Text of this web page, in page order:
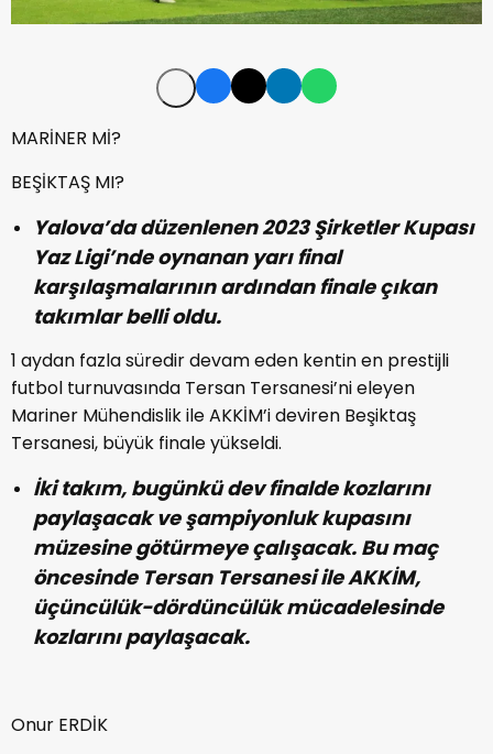
MARİNER Mİ?
BEŞİKTAŞ MI?
Yalova’da düzenlenen 2023 Şirketler Kupası
Yaz Ligi’nde oynanan yarı final
karşılaşmalarının ardından finale çıkan
takımlar belli oldu.
1 aydan fazla süredir devam eden kentin en prestijli
futbol turnuvasında Tersan Tersanesi’ni eleyen
Mariner Mühendislik ile AKKİM’i deviren Beşiktaş
Tersanesi, büyük finale yükseldi.
İki takım, bugünkü dev finalde kozlarını
paylaşacak ve şampiyonluk kupasını
müzesine götürmeye çalışacak. Bu maç
öncesinde Tersan Tersanesi ile AKKİM,
üçüncülük-dördüncülük mücadelesinde
kozlarını paylaşacak.
Onur ERDİK